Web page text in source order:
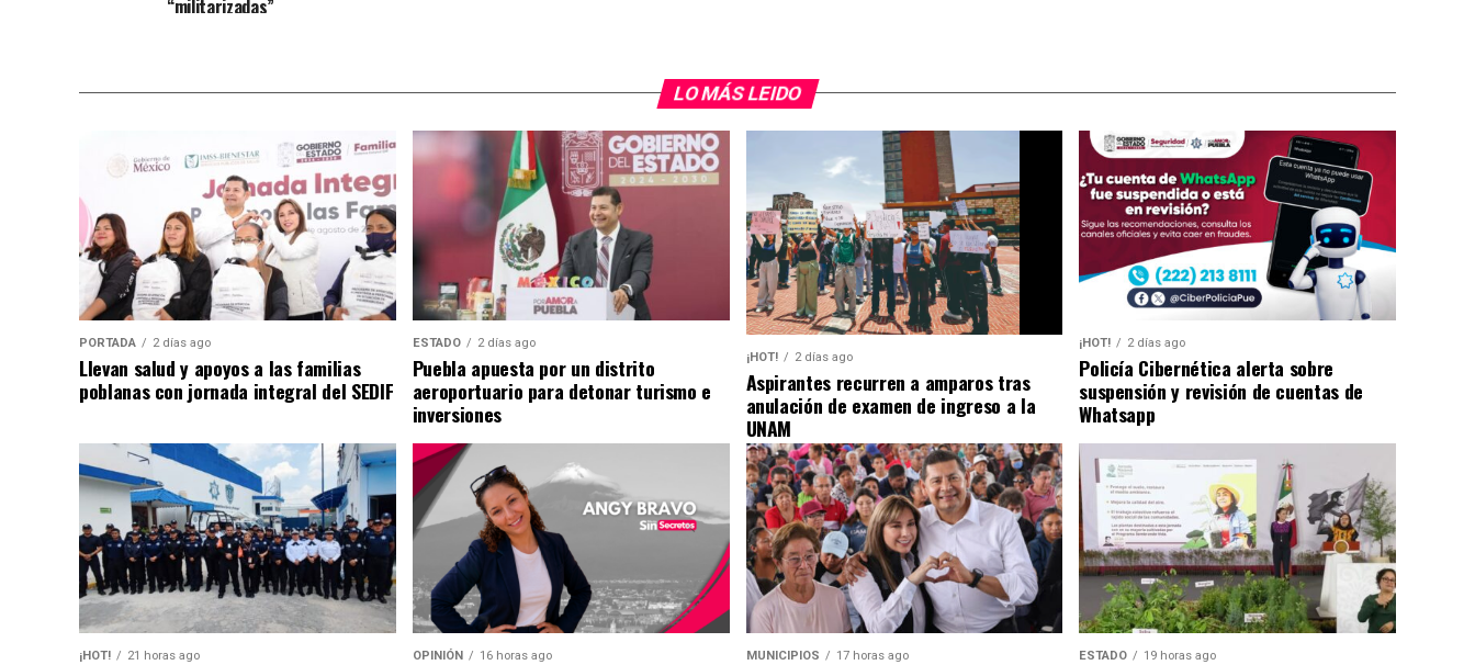
“militarizadas”
LO MÁS LEIDO
PORTADA 2 días ago
Llevan salud y apoyos a las familias
poblanas con jornada integral del SEDIF
ESTADO 2 días ago
Puebla apuesta por un distrito
aeroportuario para detonar turismo e
inversiones
¡HOT! 2 días ago
Aspirantes recurren a amparos tras
anulación de examen de ingreso a la
UNAM
¡HOT! 2 días ago
Policía Cibernética alerta sobre
suspensión y revisión de cuentas de
Whatsapp
¡HOT! 21 horas ago OPINIÓN 16 horas ago MUNICIPIOS 17 horas ago ESTADO 19 horas ago